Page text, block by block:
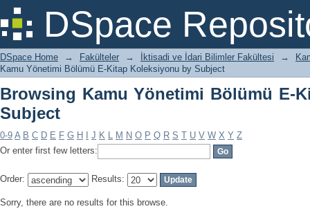
DSpace
Browsing Kamu Yönetimi Bölümü E-
DSpace Home → Fakülteler → İktisadi ve İdari Bilimler Fakültesi →
Kamu Yönetimi Bölümü E-Kitap Koleksiyonu by Subject
Browsing Kamu Yönetimi Bölümü E-
Subject
0-9 A B C D E F G H J K L M N O P Q R S T U V W X Y Z
Or enter first few letters:
Order: Results:
Sorry, there are no results for this browse.